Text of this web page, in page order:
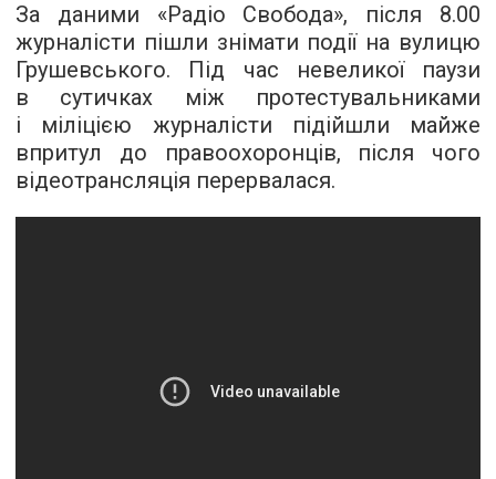
За даними «Радіо Свобода», після 8.00
журналісти пішли знімати події на вулицю
Грушевського. Під час невеликої паузи
в сутичках між протестувальниками
і міліцією журналісти підійшли майже
впритул до правоохоронців, після чого
відеотрансляція перервалася.